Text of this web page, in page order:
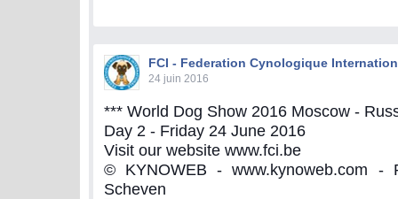
FCI - Federation Cynologique
24 juin 2016
*** World Dog Show 2016 Moscow -
Day 2 - Friday 24 June 2016
Visit our website www.fci.be
© KYNOWEB - www.kynoweb.com -
Scheven